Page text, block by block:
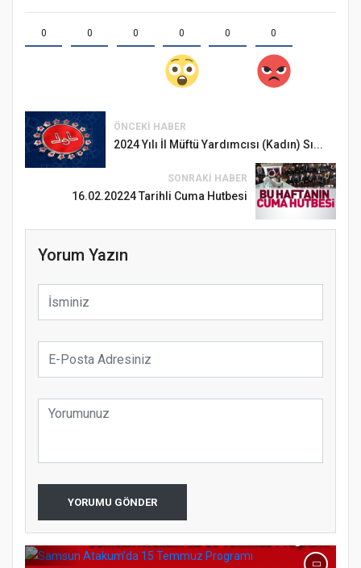
0 0 0 0 0 0
ÖNCEKI HABER
2024 Yılı İl Müftü Yardımcısı (Kadın) Sı...
SONRAKI HABER
16.02.20224 Tarihli Cuma Hutbesi
Yorum Yazın
YORUMU GÖNDER
Samsun Atakum’da Ayasofya Camii
Etkinliği
Türkiye’de insanlar dinle bağlarını